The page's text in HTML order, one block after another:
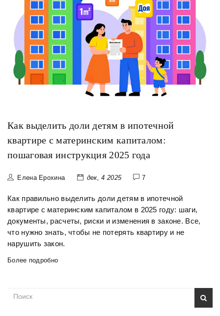
Как выделить доли детям в ипотечной
квартире с материнским капиталом:
пошаговая инструкция 2025 года
Елена Ерохина дек, 4 2025 7
Как правильно выделить доли детям в ипотечной
квартире с материнским капиталом в 2025 году: шаги,
документы, расчеты, риски и изменения в законе. Все,
что нужно знать, чтобы не потерять квартиру и не
нарушить закон.
Более подробно